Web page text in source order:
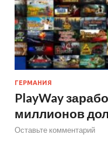
ГЕРМАНИЯ
PlayWay
миллионов
Оставьте комментарий